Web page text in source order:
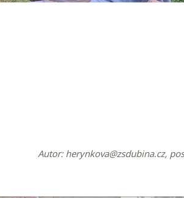
Autor: herynkova@zsdubina.cz,